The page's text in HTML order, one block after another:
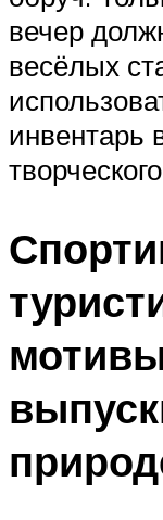
вечер
весёлых
инвентарь